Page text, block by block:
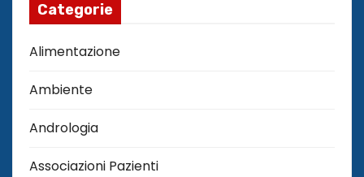
Categorie
Alimentazione
Ambiente
Andrologia
Associazioni Pazienti